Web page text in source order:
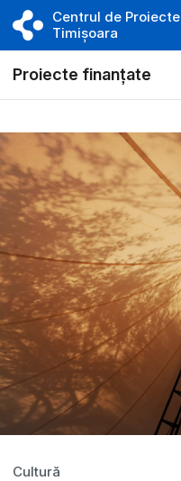
Centrul de Proiecte
Timișoara
Proiecte finanțate
Cultură